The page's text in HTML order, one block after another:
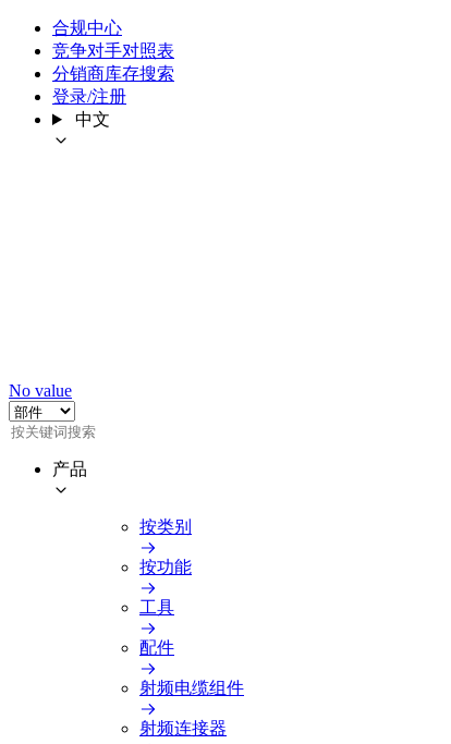
合规中心
竞争对手对照表
分销商库存搜索
登录/注册
中文
No value
产品
按类别
按功能
工具
配件
射频电缆组件
射频连接器